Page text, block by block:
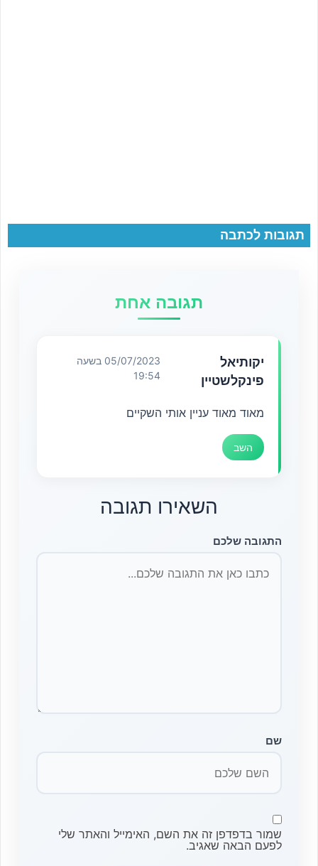
תגובות לכתבה
תגובה אחת
יקותיאל
פינקלשטיין
05/07/2023 בשעה
19:54
מאוד מאוד עניין אותי השקיים
השב
השאירו תגובה
התגובה שלכם
שם
שמור בדפדפן זה את השם, האימייל והאתר שלי
לפעם הבאה שאגיב.